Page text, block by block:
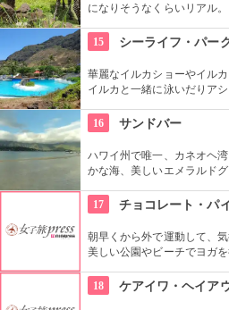
になりそうなくらいリアル
ルーツを観察できたりと、
15 シーライフ・パー
華麗なイルカショーやイル
イルカと一緒に泳いだりア
ヌイグルミやTシャツなどオ
16 サンドバー
ハワイ州で唯一、カネオヘ
かな海、美しいエメラルド
ーが組まれているので、ぜ
17
朝早くから外で運動して、
美しい公園やビーチでヨガ
芝生エリアで無料のヨガレ
コチラもぜひ。
18 ケアイワ・ヘイア